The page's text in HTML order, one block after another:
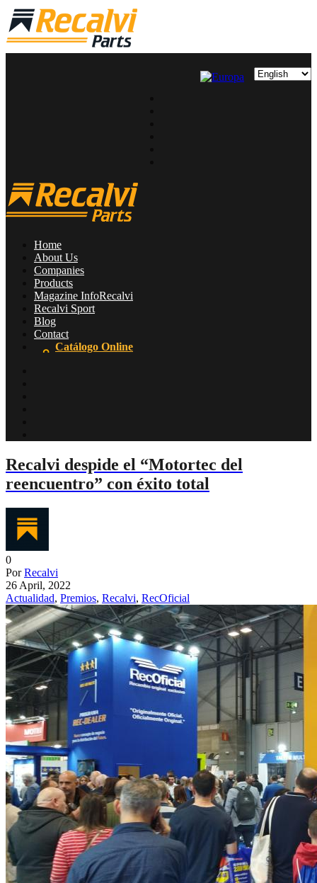
Home
About Us
Companies
Products
Magazine InfoRecalvi
Recalvi Sport
Blog
Contact
Catálogo Online
Recalvi despide el “Motortec del
reencuentro” con éxito total
0
PorRecalvi
26 April, 2022
Actualidad, Premios, Recalvi, RecOficial